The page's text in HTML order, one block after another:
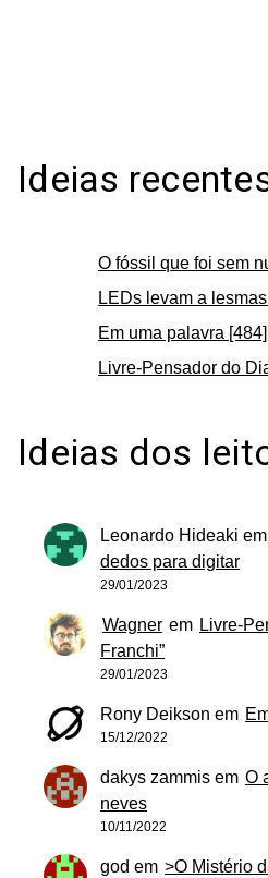
Ideias
O fóssil que foi sem
LEDs levam a
Em uma palavra [484]
Livre-Pensador do
Ideias dos
Leonardo Hideaki em
dedos para digitar
29/01/2023
Wagner em Livre-
Franchi”
29/01/2023
Rony Deikson em
15/12/2022
dakys zammis em O
neves
10/11/2022
god em >O Mistério